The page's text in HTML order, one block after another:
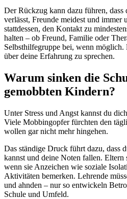
Der Rückzug kann dazu führen, dass
verlässt, Freunde meidest und immer
stattdessen, den Kontakt zu
halten – ob Freund, Familie oder
Selbsthilfegruppe bei, wenn
über deine Erfahrung zu sprechen.
Warum sinken die
gemobbten Kindern?
Unter Stress und Angst kannst du
Viele Mobbingopfer fürchten den
wollen gar nicht mehr hingehen.
Das ständige Druck führt dazu, dass
kannst und deine Noten fallen. Eltern
wenn sie Anzeichen wie soziale
Aktivitäten bemerken. Lehrende
und ahnden – nur so entwickeln
Schule und Umfeld.